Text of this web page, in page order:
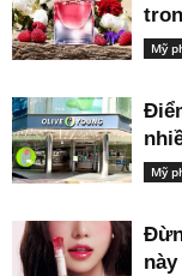
Mỹ
Mỹ